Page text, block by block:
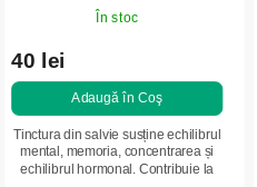
În stoc
40 lei
Adaugă în Coş
Tinctura din salvie susține echilibrul
mental, memoria, concentrarea și
echilibrul hormonal. Contribuie la